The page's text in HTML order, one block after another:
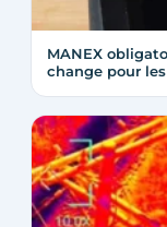
MANEX
change pour